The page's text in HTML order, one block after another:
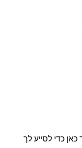
כדי לסייע לך